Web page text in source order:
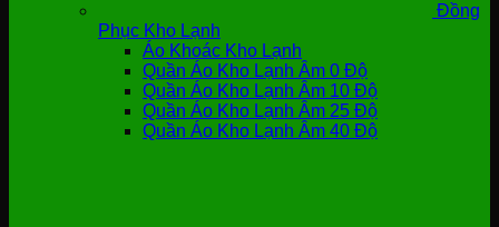
Đồng
Phục Kho Lạnh
Áo Khoác Kho Lạnh
Quần Áo Kho Lạnh Âm 0 Độ
Quần Áo Kho Lạnh Âm 10 Độ
Quần Áo Kho Lạnh Âm 25 Độ
Quần Áo Kho Lạnh Âm 40 Độ